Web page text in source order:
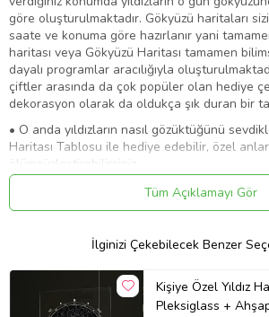
göre oluşturulmaktadır. Gökyüzü haritaları
saate ve konuma göre hazırlanır yani
haritası veya Gökyüzü Haritası tamamen
dayalı programlar aracılığıyla
çiftler arasında da çok popüler olan hediye
dekorasyon olarak da oldukça şık duran bir
• O anda yıldızların nasıl gözüktüğünü
Haritası Tablosu ile hediye edebilir, özel
ölümsüzleştirebilirsiniz.
• Kişiye Özel Gökyüzü Yıldız Haritası sıra
arayanlar için Eşe, dosta, sevgiliye, arkadaşa
olabileceği anlamlı bir hediyedir.
günü, babalar günü ve bir çok gün için Gökyüzü
Ürün İçeriği:
Gökyüzü haritası, hediye
Malzeme:3 mm Pleksiglass (camdan daha
Tüm Açıklamayı Gör
İlginizi Çekebilecek Benzer
Kişiye Özel Yıldız
Pleksiglass +